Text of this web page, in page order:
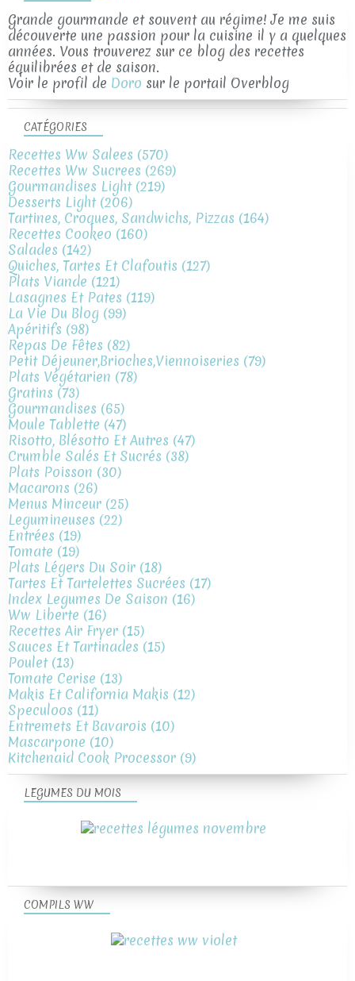
Grande gourmande et souvent au régime! Je me suis
découverte une passion pour la cuisine il y a quelques
années. Vous trouverez sur ce blog des recettes
équilibrées et de saison.
Voir le profil de Doro sur le portail Overblog
CATÉGORIES
Recettes Ww Salees (570)
Recettes Ww Sucrees (269)
Gourmandises Light(219)
Desserts Light(206)
Tartines, Croques, Sandwichs, Pizzas (164)
Recettes Cookeo (160)
Salades (142)
Quiches, Tartes Et Clafoutis (127)
Plats Viande (121)
Lasagnes Et Pates (119)
La Vie Du Blog (99)
Apéritifs (98)
Repas De Fêtes (82)
Petit Déjeuner,brioches,viennoiseries (79)
Plats Végétarien (78)
Gratins (73)
Gourmandises (65)
Moule Tablette (47)
Risotto, Blésotto Et Autres (47)
Crumble Salés Et Sucrés (38)
Plats Poisson (30)
Macarons (26)
Menus Minceur (25)
Legumineuses (22)
Entrées (19)
Tomate (19)
Plats Légers Du Soir (18)
Tartes Et Tartelettes Sucrées (17)
Index Legumes De Saison (16)
Ww Liberte (16)
Recettes Air Fryer (15)
Sauces Et Tartinades (15)
Poulet(13)
Tomate Cerise (13)
Makis Et California Makis (12)
Speculoos (11)
Entremets Et Bavarois (10)
Mascarpone (10)
Kitchenaid Cook Processor (9)
LEGUMES DU MOIS
COMPILS WW